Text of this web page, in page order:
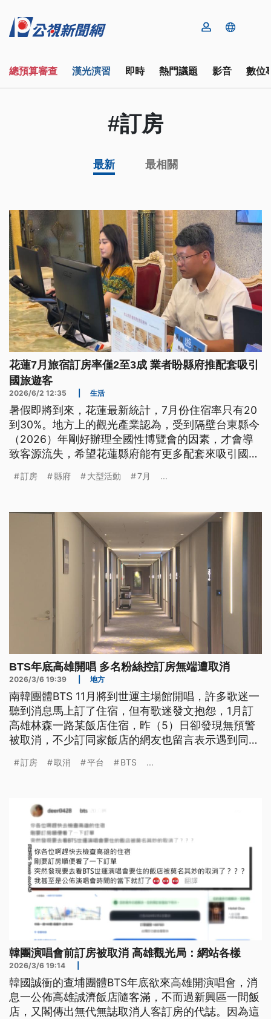
總預算審查 漢光演習 即時 熱門議題 影音 數位
#訂房
最新 最相關
花蓮7月旅宿訂房率僅2至3成 業者盼縣府推配套吸引
國旅遊客
2026/6/2 12:35 生活
暑假即將到來，花蓮最新統計，7月份住宿率只有20
到30%。地方上的觀光產業認為，受到隔壁台東縣今
（2026）年剛好辦理全國性博覽會的因素，才會導
致客源流失，希望花蓮縣府能有更多配套來吸引國旅
訂房 縣府 大型活動 7月 ...
BTS年底高雄開唱 多名粉絲控訂房無端遭取消
2026/3/6 19:39 地方
南韓團體BTS 11月將到世運主場館開唱，許多歌迷一
聽到消息馬上訂了住宿，但有歌迷發文抱怨，1月訂
高雄林森一路某飯店住宿，昨（5）日卻發現無預警
被取消，不少訂同家飯店的網友也留言表示遇到同樣
統，因短時間湧入大量訂單而系統異常，導致沒完成
訂房 取消 平台 BTS ...
韓團演唱會前訂房被取消 高雄觀光局：網站各樣
2026/3/6 19:14
韓國誠衝的查埔團體BTS年底欲來高雄開演唱會，消
息一公佈高雄誠濟飯店隨客滿，不而過新興區一間飯
店，又閣傳出無代無誌取消人客訂房的代誌。因為這